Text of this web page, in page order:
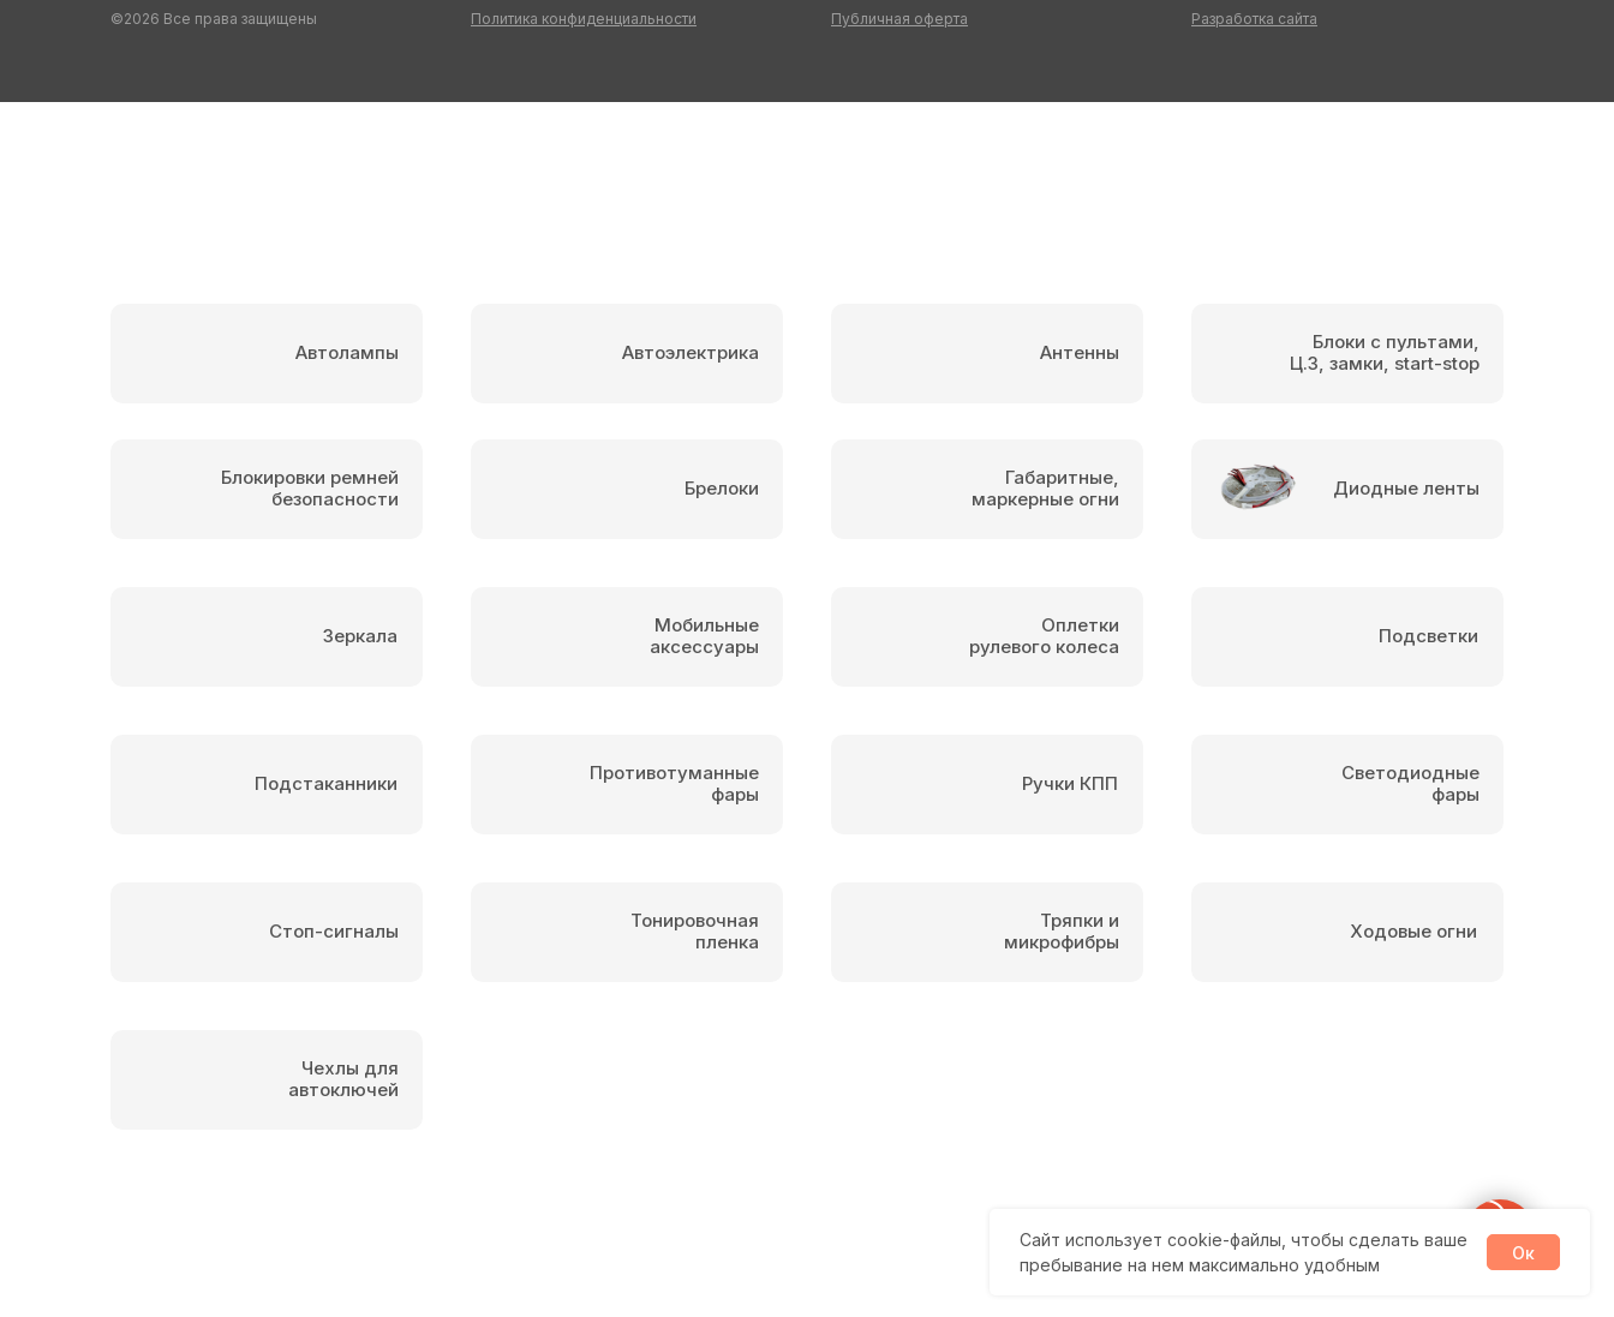
©2026 Все права защищены Политика конфиденциальности Публичная оферта Разработка сайта
Сайт использует cookie-файлы, чтобы сделать ваше
пребывание на нем максимально удобным
Ок
Антенны
Подсветки
Мобильные
аксессуары
Подстаканники
Автолампы Автоэлектрика
Оплетки
рулевого колеса
Светодиодные
фары
Тонировочная
пленка
Ходовые огни
Брелоки
Зеркала
Противотуманные
фары
Стоп-сигналы
Блоки с пультами,
Ц.З, замки, start-stop
Блокировки ремней
безопасности
Габаритные,
маркерные огни
Диодные ленты
Ручки КПП
Тряпки и
микрофибры
Чехлы для
автоключей